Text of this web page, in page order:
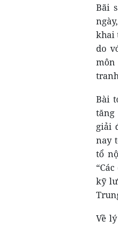
Bãi
khai
do
môn
Bài
tăng
giải
nay
tổ
kỹ
Về